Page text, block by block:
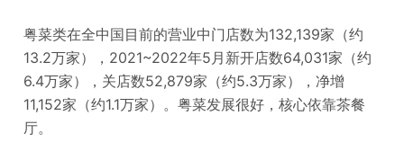
粤菜类在全中国目前的营业中门店数为132,139家（约
13.2万家），2021~2022年5月新开店数64,031家（约
6.4万家），关店数52,879家（约5.3万家），净增
11,152家（约1.1万家）。粤菜发展很好，核心依靠茶餐
厅。